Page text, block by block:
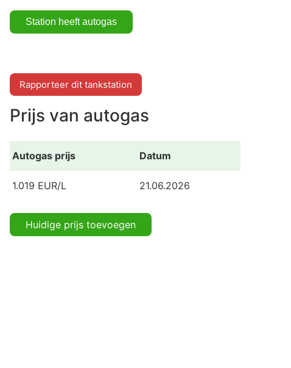
Rapporteer dit tankstation
Prijs van autogas
Autogas prijs Datum
1.019 EUR/L 21.06.2026
Huidige prijs toevoegen